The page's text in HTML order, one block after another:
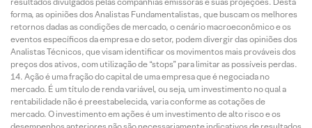
forma, as opiniões dos Analistas Fundamentalistas, que buscam os melhores
retornos dadas as condições de mercado, o cenário macroeconômico e os
eventos específicos da empresa e do setor, podem divergir das opiniões dos
Analistas Técnicos, que visam identificar os movimentos mais prováveis dos
preços dos ativos, com utilização de “stops” para limitar as possíveis perdas.
Ação é uma fração do capital de uma empresa que é negociada no
mercado. É um título de renda variável, ou seja, um investimento no qual a
rentabilidade não é preestabelecida, varia conforme as cotações de
mercado. O investimento em ações é um investimento de alto risco e os